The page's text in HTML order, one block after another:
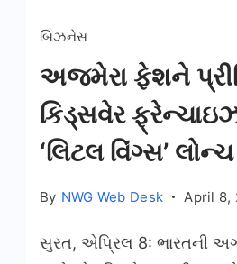
બિઝનેસ
અજમેરા ફેશને
કિડ્સવેર
‘લિટલ વિંગ્સ’
By NWG Web Desk April 8,
સુરત, એપ્રિલ 8: ભારતની